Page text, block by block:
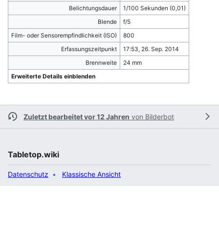
Belichtungsdauer
1/100 Sekunden (0,01)
Blende
f/5
Film- oder Sensorempfindlichkeit (ISO)
800
Erfassungszeitpunkt
17:53, 26. Sep. 2014
Brennweite
24 mm
Erweiterte Details einblenden
Zuletzt bearbeitet vor 12 Jahren von Bilderbot
Tabletop.wiki
Datenschutz Klassische Ansicht